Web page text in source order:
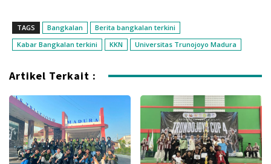
TAGS Bangkalan
Berita bangkalan terkini
Kabar Bangkalan terkini
KKN Universitas Trunojoyo Madura
Artikel Terkait :